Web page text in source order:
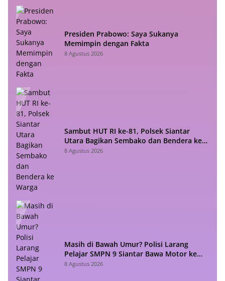
Presiden Prabowo: Saya Sukanya
Memimpin dengan Fakta
8 Agustus 2026
Sambut HUT RI ke-81, Polsek Siantar
Utara Bagikan Sembako dan Bendera ke
Warga
8 Agustus 2026
Masih di Bawah Umur? Polisi Larang
Pelajar SMPN 9 Siantar Bawa Motor ke
Sekolah
8 Agustus 2026